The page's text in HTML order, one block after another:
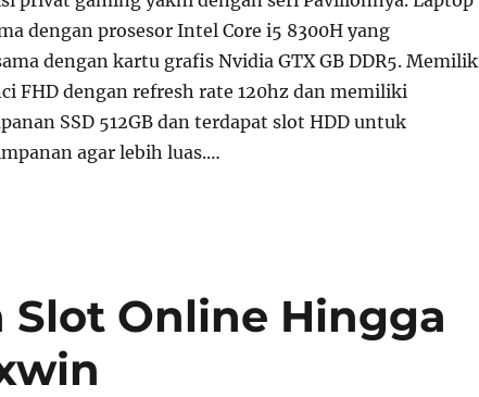
dengan prosesor Intel Core i5 8300H yang
dengan kartu grafis Nvidia GTX GB DDR5.
FHD dengan refresh rate 120hz dan memiliki
SSD 512GB dan terdapat slot HDD untuk
agar lebih luas.…
Online Hingga